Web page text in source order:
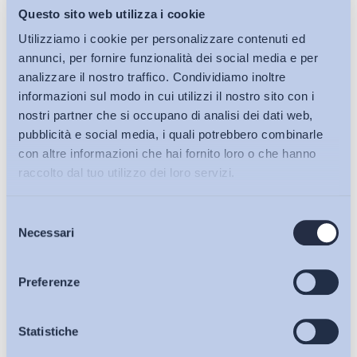
Questo sito web utilizza i cookie
Utilizziamo i cookie per personalizzare contenuti ed
annunci, per fornire funzionalità dei social media e per
analizzare il nostro traffico. Condividiamo inoltre
informazioni sul modo in cui utilizzi il nostro sito con i
nostri partner che si occupano di analisi dei dati web,
pubblicità e social media, i quali potrebbero combinarle
con altre informazioni che hai fornito loro o che hanno
raccolto dal tuo utilizzo dei loro servizi.
delNecessari
Preferenze
Statistiche
Bollettini ADAPT
Articoli
Osservatori
Condividi su:
Ultimi Interventi